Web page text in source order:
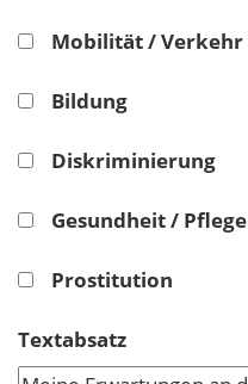
Mobilität / Verkehr
Bildung
Diskriminierung
Gesundheit / Pflege
Prostitution
Textabsatz